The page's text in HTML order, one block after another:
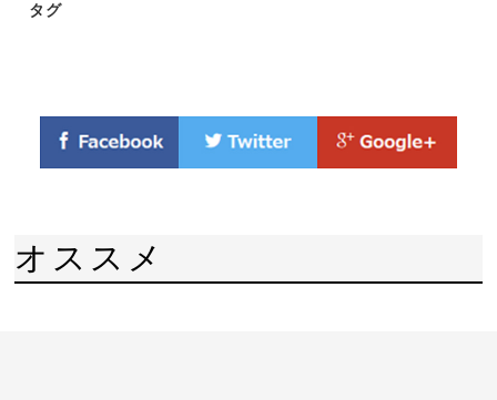
タグ
オススメ